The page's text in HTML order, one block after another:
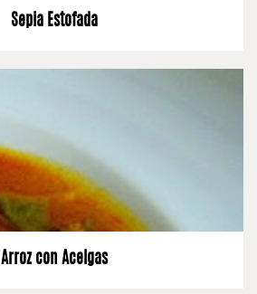
Sepia Estofada
Arroz con Acelgas